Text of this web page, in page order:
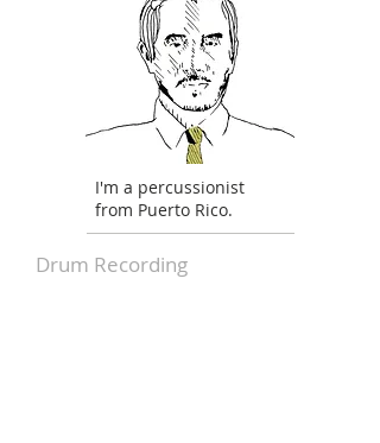
I'm a percussionist
from Puerto Rico.
Drum Recording